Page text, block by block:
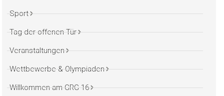
Sport
Tag der offenen Tür
Veranstaltungen
Wettbewerbe & Olympiaden
Willkommen am GRG 16